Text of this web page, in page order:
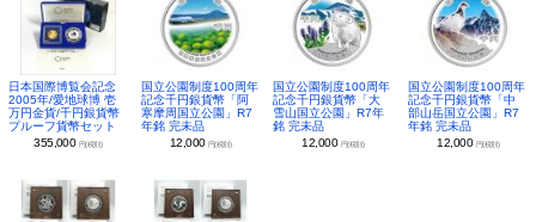
日本国際博覧会記念
2005年/愛地球博 壱
万円金貨/千円銀貨幣
プルーフ貨幣セット
355,000 円(税別)
国立公園制度100周年
記念千円銀貨幣「阿
寒摩周国立公園」R7
年銘 完未品
12,000 円(税別)
国立公園制度100周年
記念千円銀貨幣「大
雪山国立公園」R7年
銘 完未品
12,000 円(税別)
国立公園制度100周年
記念千円銀貨幣「中
部山岳国立公園」R7
年銘 完未品
12,000 円(税別)